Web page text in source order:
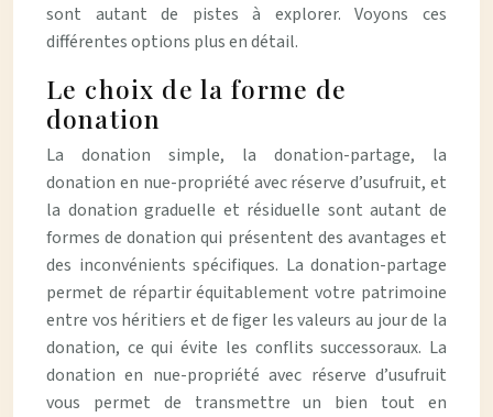
sont autant de pistes à explorer. Voyons ces
différentes options plus en détail.
Le choix de la forme de
donation
La donation simple, la donation-partage, la
donation en nue-propriété avec réserve d’usufruit, et
la donation graduelle et résiduelle sont autant de
formes de donation qui présentent des avantages et
des inconvénients spécifiques. La donation-partage
permet de répartir équitablement votre patrimoine
entre vos héritiers et de figer les valeurs au jour de la
donation, ce qui évite les conflits successoraux. La
donation en nue-propriété avec réserve d’usufruit
vous permet de transmettre un bien tout en